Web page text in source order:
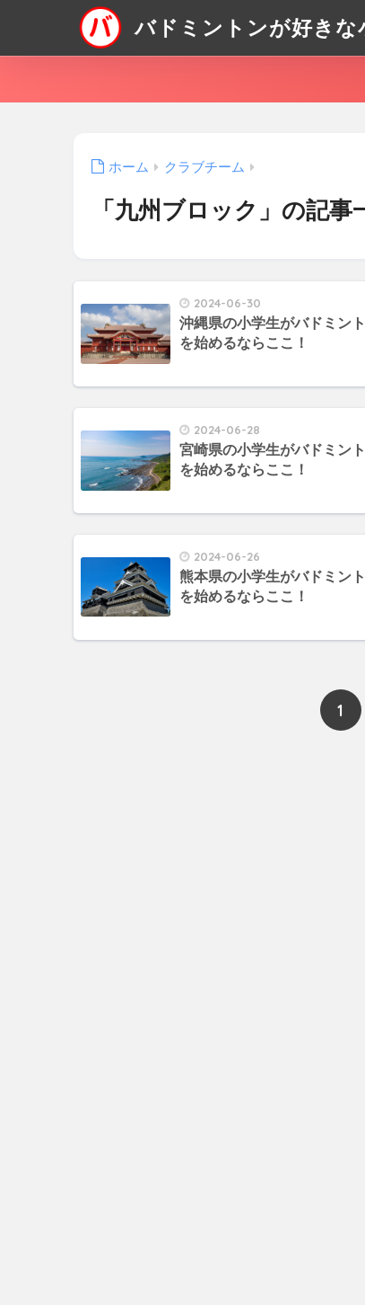
バドミントンが好きな
ホーム クラブチーム
「九州ブロック」の記事
2024-06-30
沖縄県の小学生がバドミン
を始めるならここ！
2024-06-28
宮崎県の小学生がバドミン
を始めるならここ！
2024-06-26
熊本県の小学生がバドミン
を始めるならここ！
1